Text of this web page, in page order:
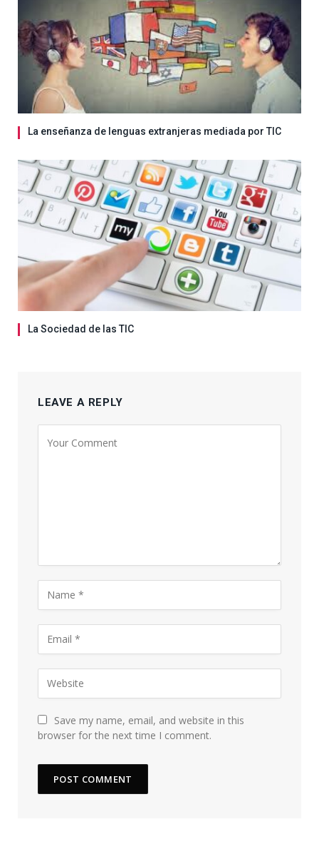
La enseñanza de lenguas extranjeras mediada por TIC
La Sociedad de las TIC
LEAVE A REPLY
Save my name, email, and website in this
browser for the next time I comment.